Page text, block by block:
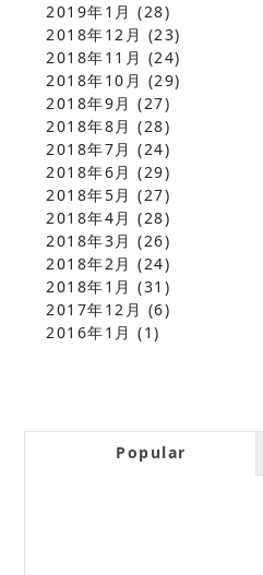
2019年1月 (28)
2018年12月 (23)
2018年11月 (24)
2018年10月 (29)
2018年9月 (27)
2018年8月 (28)
2018年7月 (24)
2018年6月 (29)
2018年5月 (27)
2018年4月 (28)
2018年3月 (26)
2018年2月 (24)
2018年1月 (31)
2017年12月 (6)
2016年1月 (1)
Popular